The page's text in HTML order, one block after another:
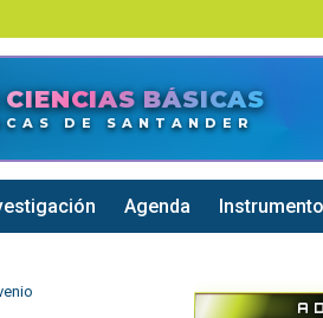
BÁSICAS
DE SANTANDER
Agenda